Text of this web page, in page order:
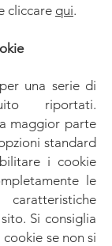
cliccare qui.
una serie di
riportati.
maggior parte
standard
i cookie
le
Si consiglia
se non si